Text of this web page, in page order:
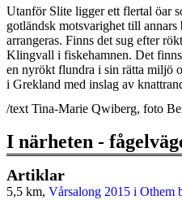
Utanför Slite ligger ett flertal öar
gotländsk motsvarighet till annars
arrangeras. Finns det sug efter
Klingvall i fiskehamnen. Det
en nyrökt flundra i sin rätta miljö
i Grekland med inslag av
/text Tina-Marie Qwiberg, foto
I närheten -
Artiklar
5,5 km, Vårsalong 2015 i Othem